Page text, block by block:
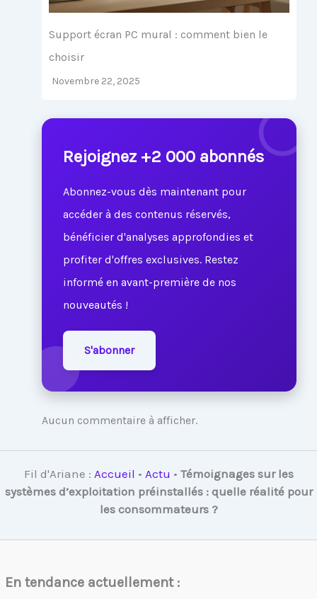
Support écran PC mural : comment bien le
choisir
Novembre 22, 2025
Rejoignez +2 000 abonnés
Abonnez-vous dès maintenant pour
accéder à des contenus réservés,
bénéficier d'analyses approfondies et
profiter d'offres exclusives. Restez
informé en avant-première de nos
nouveautés !
S'abonner
Aucun commentaire à afficher.
Fil d'Ariane : Accueil • Actu • Témoignages sur les
systèmes d’exploitation préinstallés : quelle réalité pour
les consommateurs ?
En tendance actuellement :